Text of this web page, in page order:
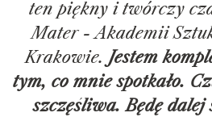
ten piękny i twórczy
Mater - Akademii
Krakowie. Jestem
tym, co mnie spotkało.
szczęśliwa. Będę dalej